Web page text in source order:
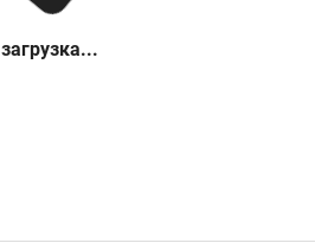
загрузка...